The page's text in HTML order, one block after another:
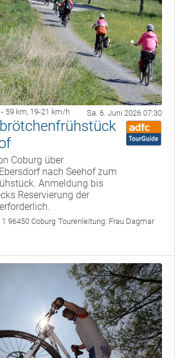
59 km, 19-21 km/h Sa. 6. Juni 2026 07:30
Coburg über
nach Seehof zum
Anmeldung bis
Reservierung der
1 96450 Coburg Tourenleitung: Frau Dagmar